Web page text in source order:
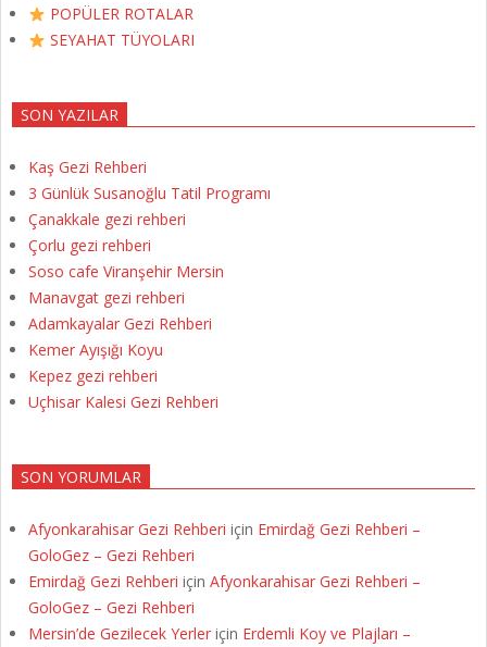
POPÜLER ROTALAR
SEYAHAT TÜYOLARI
SON YAZILAR
Kaş Gezi Rehberi
3 Günlük Susanoğlu Tatil Programı
Çanakkale gezi rehberi
Çorlu gezi rehberi
Soso cafe Viranşehir Mersin
Manavgat gezi rehberi
Adamkayalar Gezi Rehberi
Kemer Ayışığı Koyu
Kepez gezi rehberi
Uçhisar Kalesi Gezi Rehberi
SON YORUMLAR
Afyonkarahisar Gezi Rehberi için Emirdağ Gezi Rehberi –
GoloGez – Gezi Rehberi
Emirdağ Gezi Rehberi için Afyonkarahisar Gezi Rehberi –
GoloGez – Gezi Rehberi
Mersin’de Gezilecek Yerler için Erdemli Koy ve Plajları –